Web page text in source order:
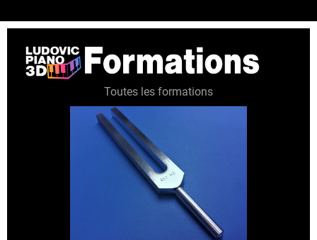
Toutes les formations